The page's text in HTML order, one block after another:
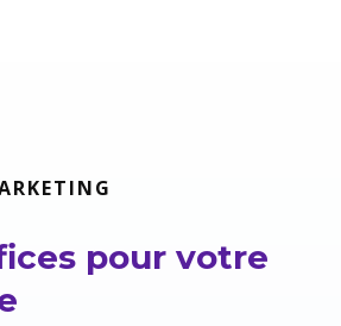
pour votre